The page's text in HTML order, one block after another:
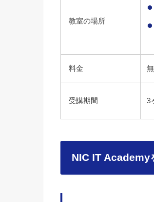
教室の場所
料金
受講期間 3
NIC IT Academy